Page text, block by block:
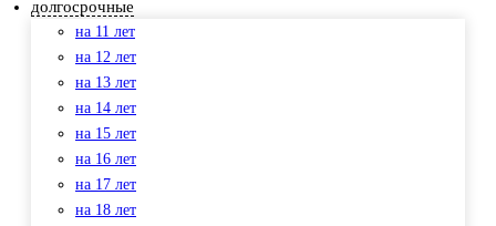
долгосрочные
на 11 лет
на 12 лет
на 13 лет
на 14 лет
на 15 лет
на 16 лет
на 17 лет
на 18 лет